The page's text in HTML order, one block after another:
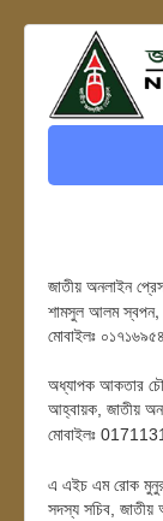
জাতীয় অনলাইন
শামসুল আলম স্বপন,
মোবাইলঃ
অধ্যাপক আকতার
আহ্বায়ক, জাতীয়
মোবাইলঃ
এ এইচ এম রোক মুনুর
সদস্য সচিব, জাতীয়